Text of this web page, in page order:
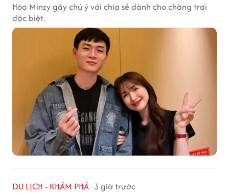
Hòa Minzy gây chú ý với chia sẻ dành cho chàng trai
đặc biệt.
DU LỊCH - KHÁM PHÁ 3 giờ trước